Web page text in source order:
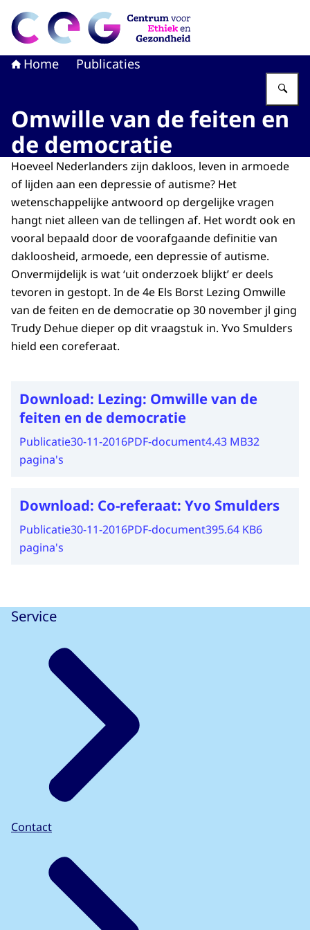
Naar de homepage van CEG - Centrum voor Ethiek en
Home Publicaties
Omwille van de feiten en
de democratie
Hoeveel Nederlanders zijn dakloos, leven in armoede
of lijden aan een depressie of autisme? Het
wetenschappelijke antwoord op dergelijke vragen
hangt niet alleen van de tellingen af. Het wordt ook en
vooral bepaald door de voorafgaande definitie van
dakloosheid, armoede, een depressie of autisme.
Onvermijdelijk is wat ‘uit onderzoek blijkt’ er deels
tevoren in gestopt. In de 4e Els Borst Lezing Omwille
van de feiten en de democratie op 30 november jl ging
Trudy Dehue dieper op dit vraagstuk in. Yvo Smulders
hield een coreferaat.
Download: Lezing: Omwille van de
feiten en de democratie
Publicatie30-11-2016PDF-document4.43 MB32
pagina's
Download: Co-referaat: Yvo Smulders
Publicatie30-11-2016PDF-document395.64 KB6
pagina's
Service
Contact